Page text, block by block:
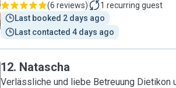
(6 reviews) 1 recurring guest
Last booked 2 days ago
Last contacted 4 days ago
12. Natascha
Verlässliche und liebe Betreuung Dietikon